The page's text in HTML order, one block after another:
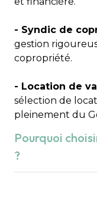
accompagner
immobilier local »
Aujourd’hui,
- Syndic de
gestion
copropriété.
- Location de
sélection de
pleinement du
Pourquoi
?